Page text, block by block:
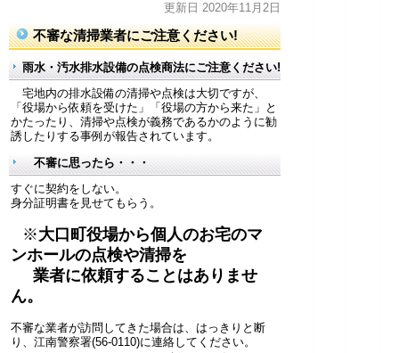
更新日 2020年11月2日
不審な清掃業者にご注意ください!
雨水・汚水排水設備の点検商法にご注意ください!
宅地内の排水設備の清掃や点検は大切ですが、
「役場から依頼を受けた」「役場の方から来た」と
かたったり、清掃や点検が義務であるかのように勧
誘したりする事例が報告されています。
不審に思ったら・・・
すぐに契約をしない。
身分証明書を見せてもらう。
※大口町役場から個人のお宅のマ
ンホールの点検や清掃を
業者に依頼することはありませ
ん。
不審な業者が訪問してきた場合は、はっきりと断
り、江南警察署(56-0110)に連絡してください。